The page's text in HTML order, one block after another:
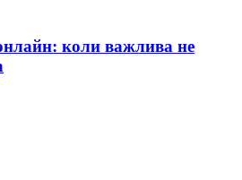
коли важлива не